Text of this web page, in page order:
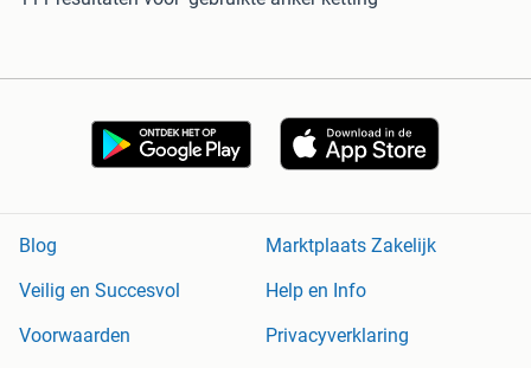
Blog
Marktplaats Zakelijk
Veilig en Succesvol
Help en Info
Voorwaarden
Privacyverklaring